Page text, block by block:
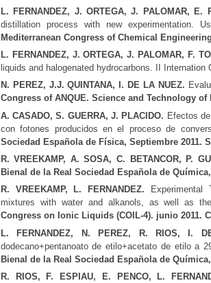
L. FERNANDEZ, J. ORTEGA, J. PALOMAR, E.
distillation process with new experimentation.
Mediterranean Congress of Chemical
L. FERNANDEZ, J. ORTEGA, J. PALOMAR, F.
liquids and halogenated hydrocarbons. II
N. PEREZ, J.J. QUINTANA, I. DE LA NUEZ.
Congress of ANQUE. Science and Technology
A. CASADO, S. GUERRA, J. PLACIDO. Efectos
con fotones producidos en el proceso de
Sociedad Española de Física, Septiembre 2011.
R. VREEKAMP, A. SOSA, C. BETANCOR, P.
Bienal de la Real Sociedad Española de
R. VREEKAMP, L. FERNANDEZ. Experimental
mixtures with water and alkanols, as well as
Congress on Ionic Liquids (COIL-4). junio 2011.
L. FERNANDEZ, N. PEREZ, R. RIOS, I.
dodecano+pentanoato de etilo+acetato de etilo a
Bienal de la Real Sociedad Española de
R. RIOS, F. ESPIAU, E. PENCO, L.